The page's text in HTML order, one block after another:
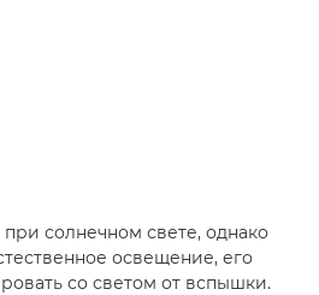
солнечном свете, однако
освещение, его
со светом от вспышки.